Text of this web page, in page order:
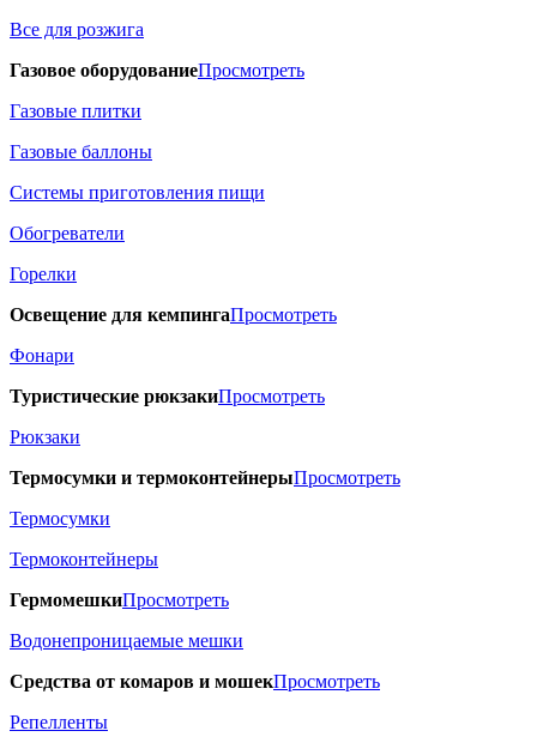
Все для розжига
Газовое оборудованиеПросмотреть
Газовые плитки
Газовые баллоны
Системы приготовления пищи
Обогреватели
Горелки
Освещение для кемпингаПросмотреть
Фонари
Туристические рюкзакиПросмотреть
Рюкзаки
Термосумки и термоконтейнерыПросмотреть
Термосумки
Термоконтейнеры
ГермомешкиПросмотреть
Водонепроницаемые мешки
Средства от комаров и мошекПросмотреть
Репелленты